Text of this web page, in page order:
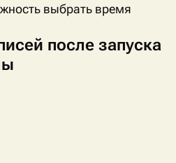
выбрать время
после запуска